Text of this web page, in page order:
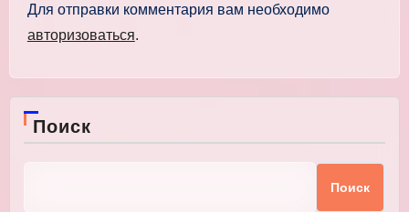
Для отправки комментария вам необходимо
авторизоваться.
Поиск
Поиск